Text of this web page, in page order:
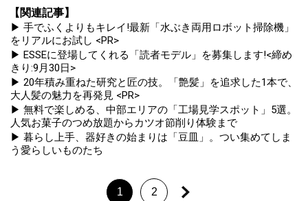
【関連記事】
▶ 手でふくよりもキレイ!最新「水ぶき両用ロボット掃除機」
をリアルにお試し <PR>
▶ ESSEに登場してくれる「読者モデル」を募集します!<締め
きり:9月30日>
▶ 20年積み重ねた研究と匠の技。「艶髪」を追求した1本で、
大人髪の魅力を再発見 <PR>
▶ 無料で楽しめる、中部エリアの「工場見学スポット」5選。
人気お菓子のつめ放題からカツオ節削り体験まで
▶ 暮らし上手、器好きの始まりは「豆皿」。つい集めてしま
う愛らしいものたち
1 2